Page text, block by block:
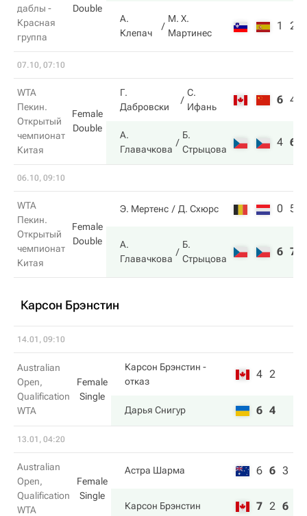
даблы -
Красная
группа
Double
А.
Клепач
М. Х.
Мартинес
1 2
07.10, 07:10
WTA
Пекин.
Открытый
чемпионат
Китая
Female
Double
Г.
Дабровски
С.
Ифань
6 4
А.
Главачкова
Б.
Стрыцова
4 6
06.10, 09:10
WTA
Пекин.
Открытый
чемпионат
Китая
Female
Double
Э. Мертенс Д. Схюрс 0 5
А.
Главачкова
Б.
Стрыцова
6 7
Карсон Брэнстин
14.01, 09:10
Australian
Open,
Qualification
WTA
Female
Single
Карсон Брэнстин -
отказ
4 2
Дарья Снигур 6 4
13.01, 04:20
Australian
Open,
Qualification
WTA
Female
Single
Астра Шарма 6 6 3
Карсон Брэнстин 7 2 6